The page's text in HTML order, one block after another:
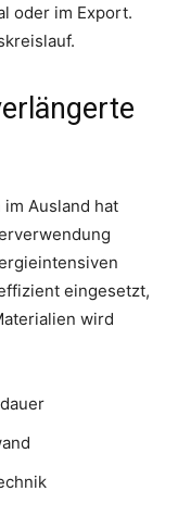
oder im Export.
Ausland hat
eingesetzt,
wird